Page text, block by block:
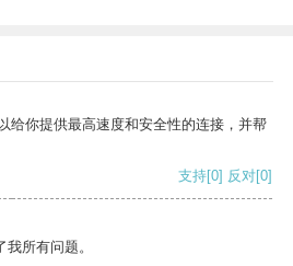
给你提供最高速度和安全性的连接，并帮
支持[0] 反对[0]
所有问题。